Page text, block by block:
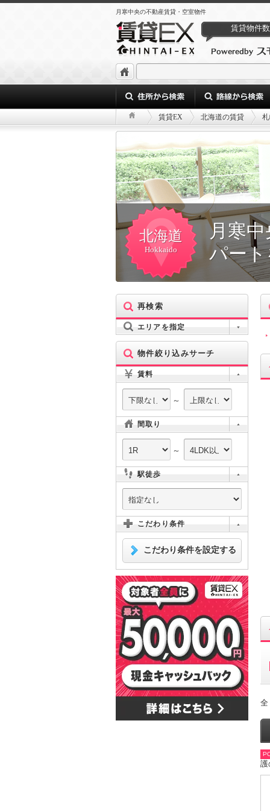
月寒中央の不動産賃貸・空室物件
賃貸物件数
賃貸EX 北海道の賃貸
北海道
Hokkaido
月寒
パー
再検索
エリアを指定
物件絞り込みサーチ
賃料
～
間取り
～
駅徒歩
こだわり条件
こだわり条件を設定する
全
護